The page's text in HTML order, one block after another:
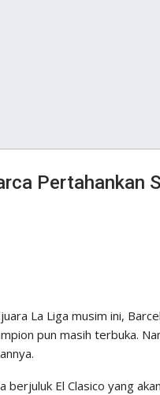
Pertahankan
La Liga musim ini,
pun masih terbuka.
El Clasico yang